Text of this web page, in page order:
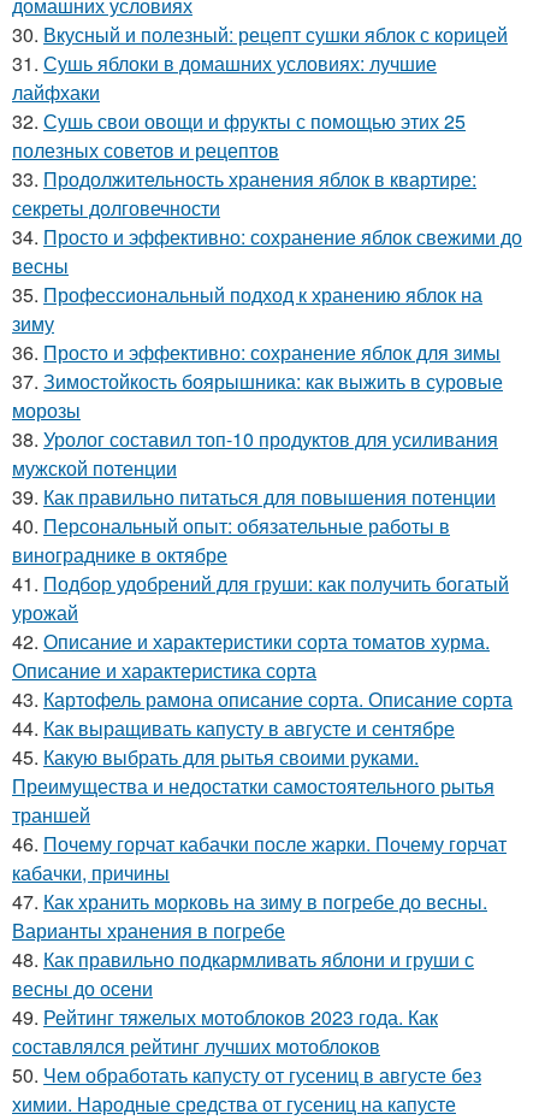
домашних условиях
30. Вкусный и полезный: рецепт сушки яблок с корицей
31. Сушь яблоки в домашних условиях: лучшие
лайфхаки
32. Сушь свои овощи и фрукты с помощью этих 25
полезных советов и рецептов
33. Продолжительность хранения яблок в квартире:
секреты долговечности
34. Просто и эффективно: сохранение яблок свежими до
весны
35. Профессиональный подход к хранению яблок на
зиму
36. Просто и эффективно: сохранение яблок для зимы
37. Зимостойкость боярышника: как выжить в суровые
морозы
38. Уролог составил топ-10 продуктов для усиливания
мужской потенции
39. Как правильно питаться для повышения потенции
40. Персональный опыт: обязательные работы в
винограднике в октябре
41. Подбор удобрений для груши: как получить богатый
урожай
42. Описание и характеристики сорта томатов хурма.
Описание и характеристика сорта
43. Картофель рамона описание сорта. Описание сорта
44. Как выращивать капусту в августе и сентябре
45. Какую выбрать для рытья своими руками.
Преимущества и недостатки самостоятельного рытья
траншей
46. Почему горчат кабачки после жарки. Почему горчат
кабачки, причины
47. Как хранить морковь на зиму в погребе до весны.
Варианты хранения в погребе
48. Как правильно подкармливать яблони и груши с
весны до осени
49. Рейтинг тяжелых мотоблоков 2023 года. Как
составлялся рейтинг лучших мотоблоков
50. Чем обработать капусту от гусениц в августе без
химии. Народные средства от гусениц на капусте